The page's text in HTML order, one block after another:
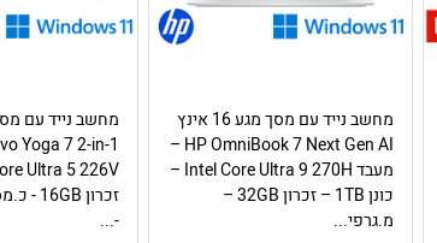
מחשב נייד עם מסך מגע 16 אינץ
HP OmniBook 7 Next Gen AI –
מעבד Intel Core Ultra 9 270H –
כונן 1TB – זכרון 32GB –
מ.גרפי...
-...